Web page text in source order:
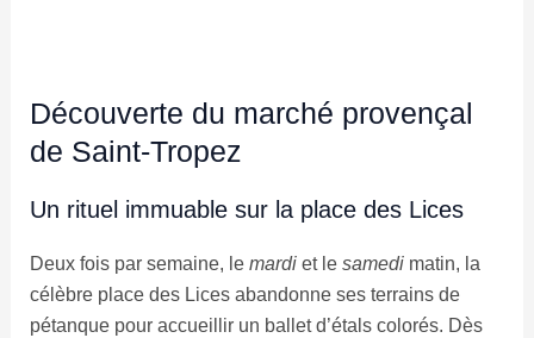
Découverte du marché provençal
de Saint-Tropez
Un rituel immuable sur la place des Lices
Deux fois par semaine, le mardiet le samedimatin, la
célèbre place des Lices abandonne ses terrains de
pétanque pour accueillir un ballet d’étals colorés. Dès